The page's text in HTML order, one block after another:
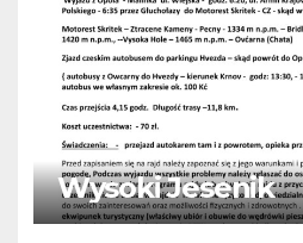
Wysoki Jesenik